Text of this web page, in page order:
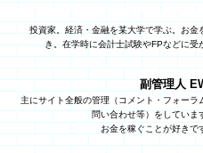
投資家。経済・金融を某大学で学ぶ。お金
き。在学時に会計士試験やFPなどに
副管理人
主にサイト全般の管理（コメント・フォーラ
問い合わせ等）をしていま
お金を稼ぐことが好きで